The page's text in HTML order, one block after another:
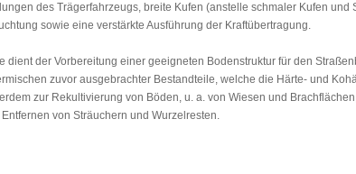
des Trägerfahrzeugs, breite Kufen (anstelle schmaler Kufen und
sowie eine verstärkte Ausführung der Kraftübertragung.
dient der Vorbereitung einer geeigneten Bodenstruktur für den
zuvor ausgebrachter Bestandteile, welche die Härte- und
zur Rekultivierung von Böden, u. a. von Wiesen und
von Sträuchern und Wurzelresten.